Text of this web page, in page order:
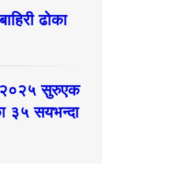
ढोका
२०२५ सुरुएक
३५ सयभन्दा